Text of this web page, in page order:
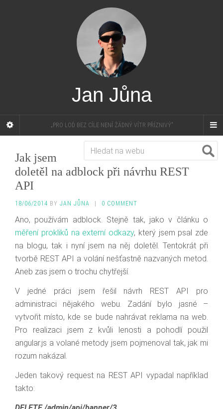
Jan Jůna
„PRO LOĎ BEZ CÍLE NENÍ ŽÁDNÝ VÍTR PŘÍZNIVÝ”
Jak jsem
doletěl na adblock při návrhu REST
API
18/06/2014 BY JAN JŮNA 0 COMMENT
Ano, používám adblock. Stejně tak, jako v článku o
měření prokliků na externí odkazy, který jsem psal zde
na blogu, tak i nyní jsem na něj doletěl. Tentokrát při
tvorbě REST API a volání nešťastně nazvaných metod.
Aneb zas jsem o trochu chytřejší.
V jedné práci jsem řešil návrh REST API pro
administraci nějakého webu. Zadání bylo jasné –
vytvořit místo, kde se bude nahrávat reklama na web.
Pro realizaci jsem z kvůli lenosti a pohodlí použil
angular.js a volané metody jsem pojmenoval tak, jak mi
rozum nakázal.
Jeden takový request na REST API vypadal například
takto: